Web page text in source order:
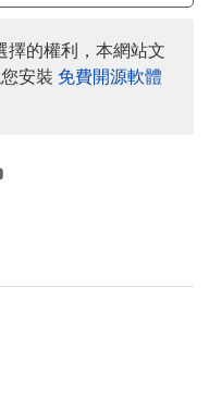
擇的權利，本網站文
安裝 免費開源軟體